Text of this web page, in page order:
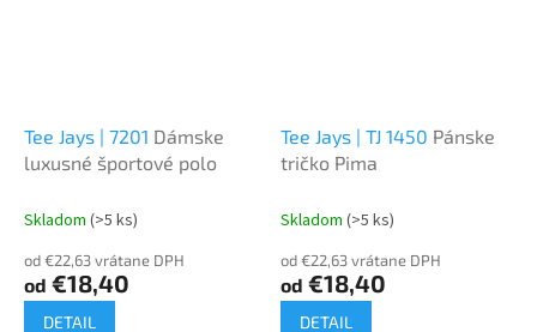
Tee Jays | 7201 Dámske
luxusné športové polo
Skladom (>5 ks)
od €22,63 vrátane DPH
od €18,40
DETAIL
Tee Jays | TJ 1450 Pánske
tričko Pima
Skladom (>5 ks)
od €22,63 vrátane DPH
od €18,40
DETAIL